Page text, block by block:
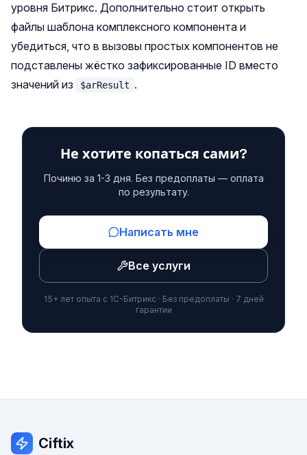
уровня Битрикс. Дополнительно стоит открыть
файлы шаблона комплексного компонента и
убедиться, что в вызовы простых компонентов не
подставлены жёстко зафиксированные ID вместо
значений из
$arResult .
Не хотите копаться сами?
Починю за 1-3 дня. Без предоплаты — оплата
по результату.
Написать мне
Все услуги
15+ лет опыта с 1С-Битрикс · Без предоплаты · 7 дней
гарантии
Ciftix